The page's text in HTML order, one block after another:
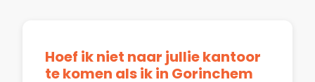
Hoef ik niet naar jullie kantoor
te komen als ik in Gorinchem